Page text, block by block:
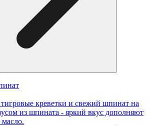
креветки и свежий шпинат на
из шпината - яркий вкус дополняют
масло.